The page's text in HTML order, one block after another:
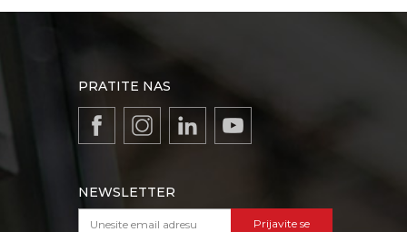
PRATITE NAS
NEWSLETTER
Prijavite se